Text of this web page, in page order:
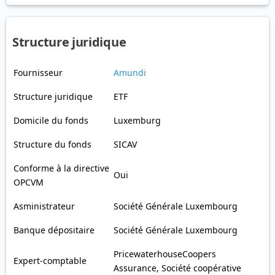
Structure juridique
Fournisseur Amundi
Structure juridique ETF
Domicile du fonds Luxemburg
Structure du fonds SICAV
Conforme à la directive
OPCVM
Oui
Asministrateur Société Générale Luxembourg
Banque dépositaire Société Générale Luxembourg
Expert-comptable
PricewaterhouseCoopers
Assurance, Société coopérative